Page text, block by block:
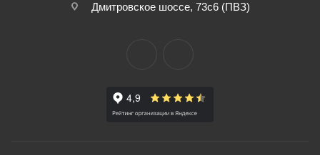
Дмитровское шоссе, 73с6 (ПВЗ)